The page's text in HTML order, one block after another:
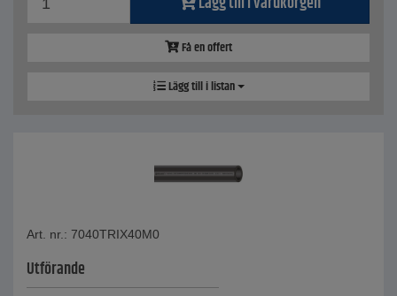
Få en offert
Lägg till i listan
Art. nr.: 7040TRIX40M0
Utförande